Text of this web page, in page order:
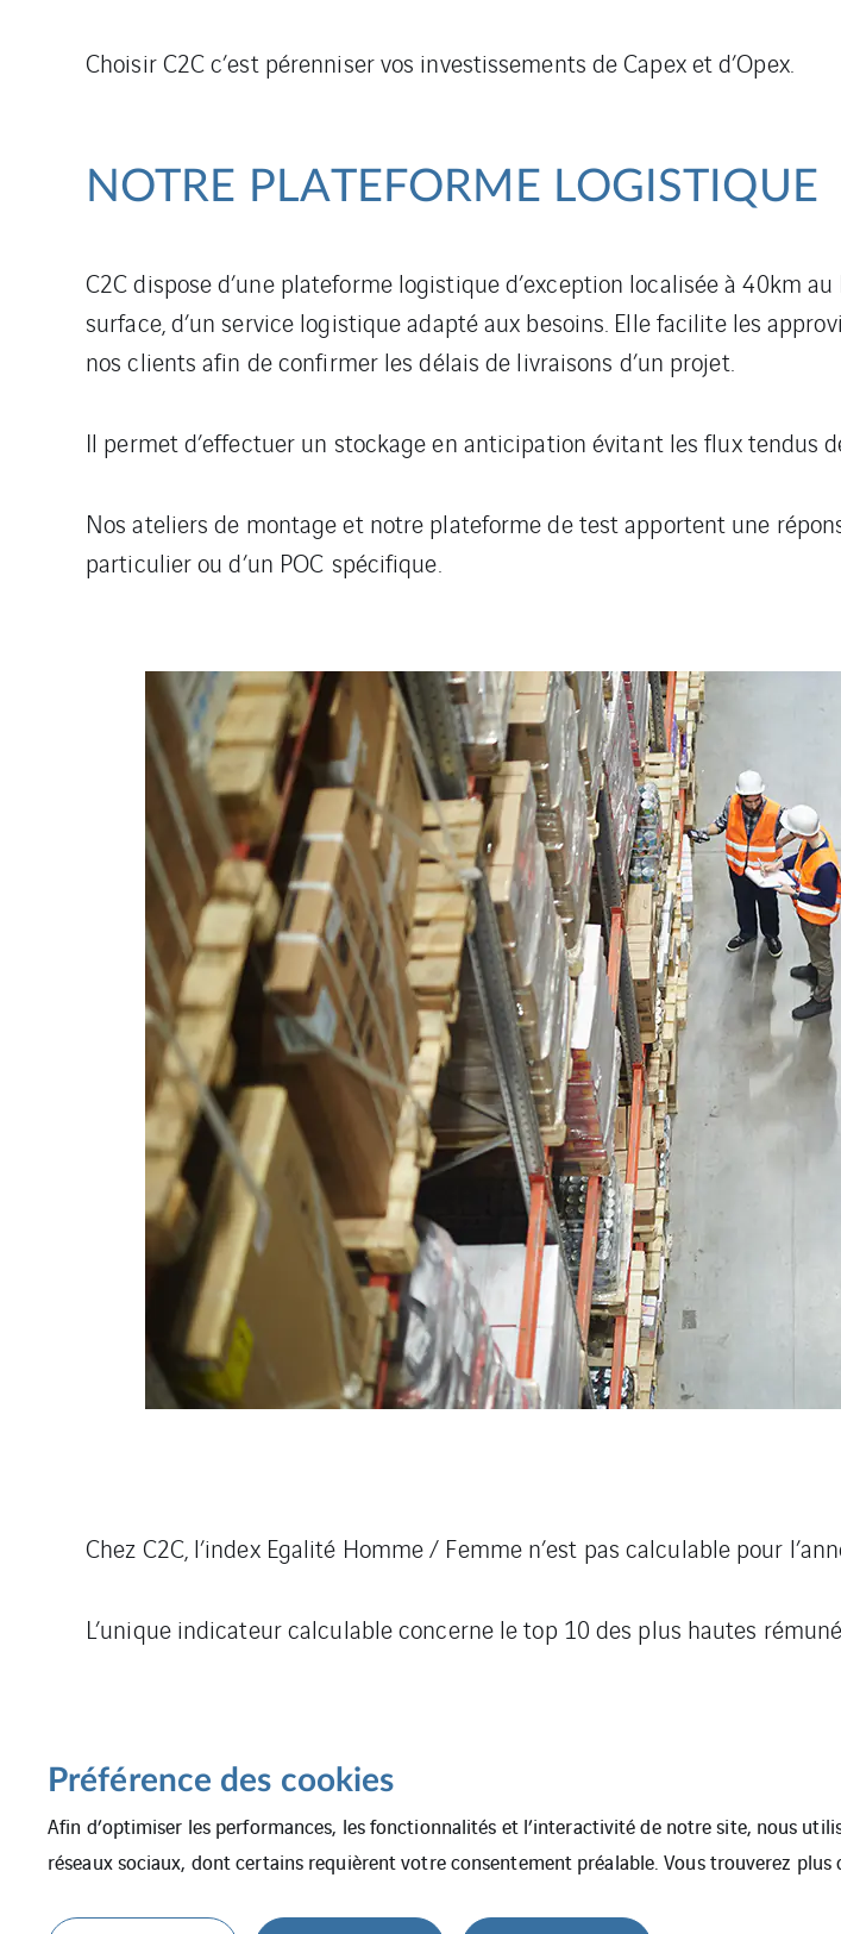
Choisir C2C c’est pérenniser vos investissements de Capex et d’Opex.
NOTRE PLATEFORME LOGISTIQUE
C2C dispose d’une plateforme logistique d’exception localisée à 40km
surface, d’un service logistique adapté aux besoins. Elle facilite les
nos clients afin de confirmer les délais de livraisons d’un projet.
Il permet d’effectuer un stockage en anticipation évitant les flux tendus
Nos ateliers de montage et notre plateforme de test apportent une
particulier ou d’un POC spécifique.
Chez C2C, l’index Egalité Homme / Femme n’est pas calculable pour
L’unique indicateur calculable concerne le top 10 des plus hautes
Préférence des cookies
Afin d’optimiser les performances, les fonctionnalités et l’interactivité de notre site, nous
réseaux sociaux, dont certains requièrent votre consentement préalable. Vous trouverez